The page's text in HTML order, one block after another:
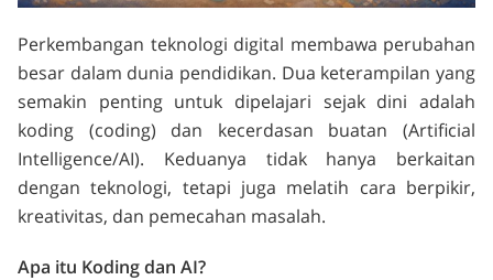
Perkembangan teknologi digital membawa perubahan
besar dalam dunia pendidikan. Dua keterampilan yang
semakin penting untuk dipelajari sejak dini adalah
koding (coding) dan kecerdasan buatan (Artificial
Intelligence/AI). Keduanya tidak hanya berkaitan
dengan teknologi, tetapi juga melatih cara berpikir,
kreativitas, dan pemecahan masalah.
Apa itu Koding dan AI?